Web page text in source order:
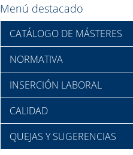
Menú destacado
CATÁLOGO DE MÁSTERES
NORMATIVA
INSERCIÓN LABORAL
CALIDAD
QUEJAS Y SUGERENCIAS